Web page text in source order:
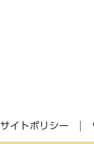
サイトポリシー